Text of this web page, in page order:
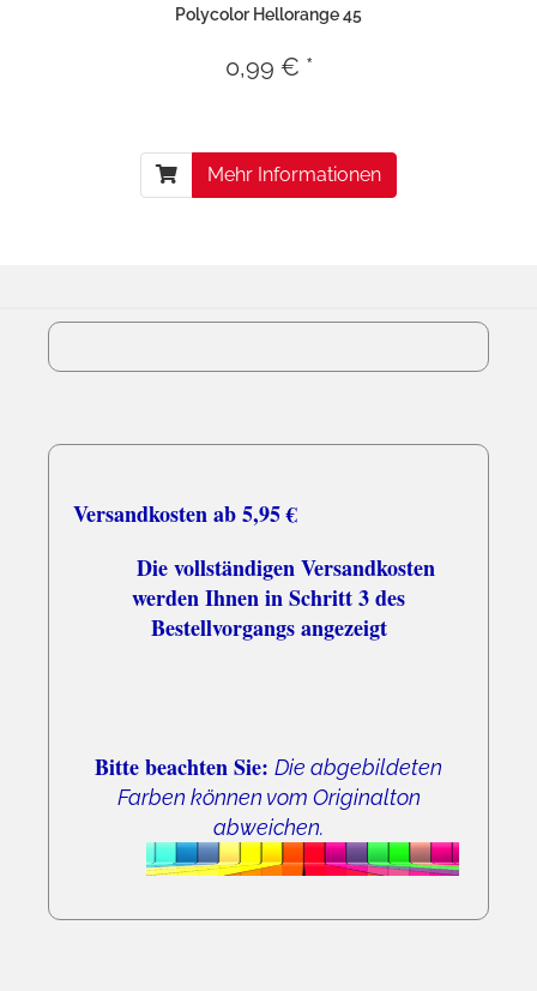
Polycolor Hellorange 45
0,99 € *
Mehr Informationen
Versandkosten ab 5,95 €
Die vollständigen Versandkosten
werden Ihnen in Schritt 3 des
Bestellvorgangs angezeigt
Bitte beachten Sie: Die abgebildeten
Farben können vom Originalton
abweichen.